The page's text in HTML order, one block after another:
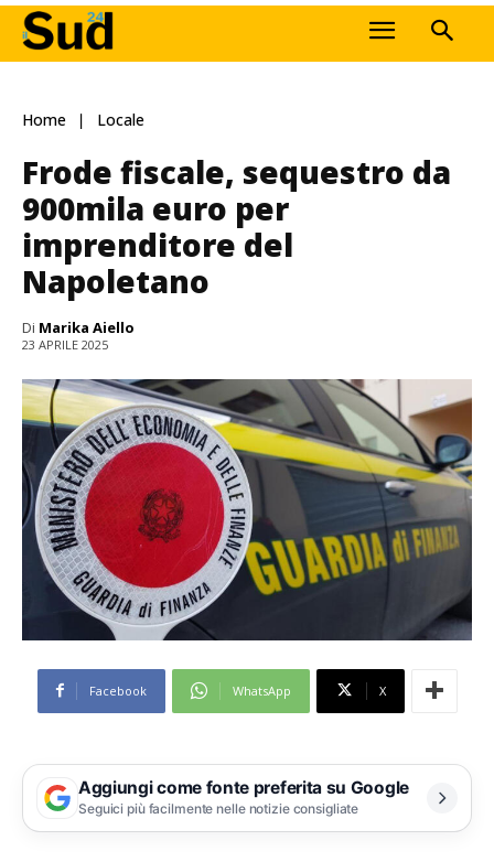
Home Locale
Frode fiscale, sequestro da
900mila euro per
imprenditore del
Napoletano
Di Marika Aiello
23 APRILE 2025
Facebook WhatsApp X
Aggiungi come fonte preferita su Google
Seguici più facilmente nelle notizie consigliate